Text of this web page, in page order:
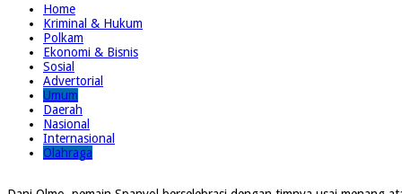
Home
Kriminal & Hukum
Polkam
Ekonomi & Bisnis
Sosial
Advertorial
Umum
Daerah
Nasional
Internasional
Olahraga